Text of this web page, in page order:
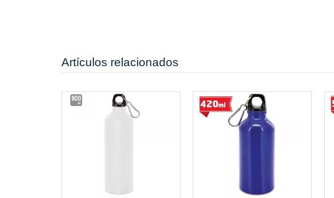
Artículos relacionados